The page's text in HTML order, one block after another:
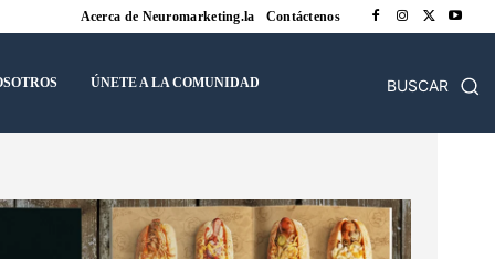
Acerca de Neuromarketing.la Contáctenos
ÚNETE A LA COMUNIDAD BUSCAR